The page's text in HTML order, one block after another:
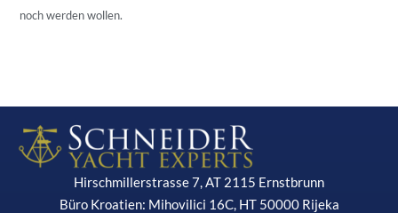
noch werden wollen.
Hirschmillerstrasse 7, AT 2115 Ernstbrunn
Büro Kroatien: Mihovilici 16C, HT 50000 Rijeka